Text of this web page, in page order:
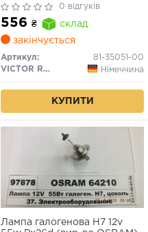
0 відгуків
556 ₴
склад
закінчується
Артикул:
81-35051-00
VICTOR REINZ
Німеччина
КУПИТИ
Лампа галогенова H7 12v